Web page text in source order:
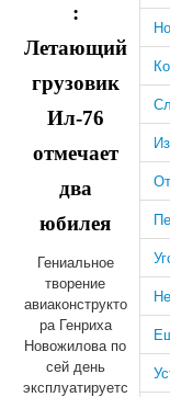
:
Летающий
грузовик
Ил-76
отмечает
два
юбилея
Гениальное
творение
авиаконструкто
ра Генриха
Новожилова по
сей день
эксплуатируетс